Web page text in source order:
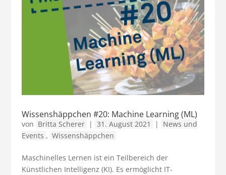
Wissenshäppchen #20: Machine Learning (ML)
von Britta Scherer | 31. August 2021 |
News und
Events , Wissenshäppchen
Maschinelles Lernen ist ein Teilbereich der
Künstlichen Intelligenz (KI). Es ermöglicht IT-